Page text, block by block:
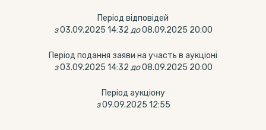
Період відповідей
з 03.09.2025 14:32 до 08.09.2025 20:00
Період подання заяви на участь в аукціоні
з 03.09.2025 14:32 до 08.09.2025 20:00
Період аукціону
з 09.09.2025 12:55